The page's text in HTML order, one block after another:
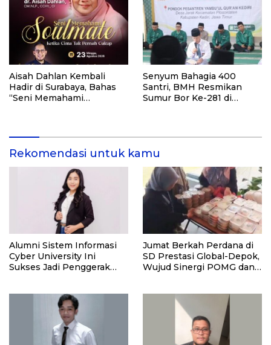
dan Pemasyarakatan RI
Aisah Dahlan Kembali
Hadir di Surabaya, Bahas
“Seni Memahami
Senyum Bahagia 400
Santri, BMH Resmikan
Sumur Bor Ke-281 di
Rekomendasi untuk kamu
Alumni Sistem Informasi
Cyber University Ini
Sukses Jadi Penggerak
Jumat Berkah Perdana di
SD Prestasi Global-Depok,
Wujud Sinergi POMG dan